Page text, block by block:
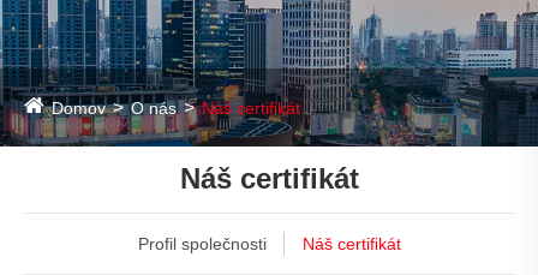
Domov O nás Náš certifikát
Náš certifikát
Profil společnosti Náš certifikát